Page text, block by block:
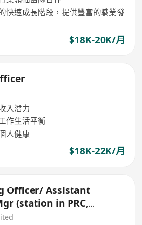
快速成長階段，提供豐富的職業發
$18K-20K/月
入潛力
作生活平衡
人健康
$18K-22K/月
Officer/ Assistant
(station in PRC,